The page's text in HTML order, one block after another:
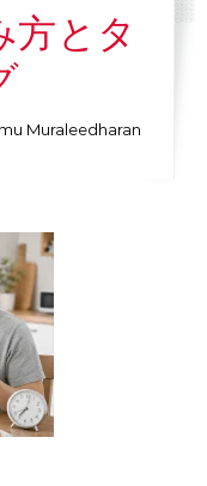
方とタ
Muraleedharan